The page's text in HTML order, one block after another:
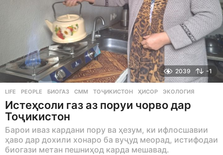
2039 -1
LIFE ,PEOPLE БИОГАЗ ,СММ ,ТОҶИКИСТОН ,ҲИСОР ,ЭКОЛОГИЯ
Истеҳсоли газ аз поруи чорво дар
Тоҷикистон
Барои иваз кардани пору ва ҳезум, ки ифлосшавии
ҳаво дар дохили хонаро ба вуҷуд меорад, истифодаи
биогази метан пешниҳод карда мешавад.